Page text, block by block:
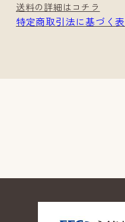
送料の詳細はコチラ
特定商取引法に基づく